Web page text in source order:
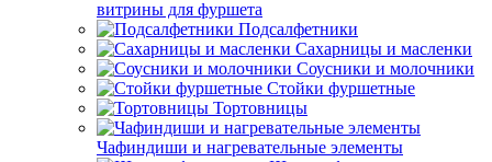
витрины для фуршета
Подсалфетники
Сахарницы и масленки
Соусники и молочники
Стойки фуршетные
Тортовницы
Чафиндиши и нагревательные элементы